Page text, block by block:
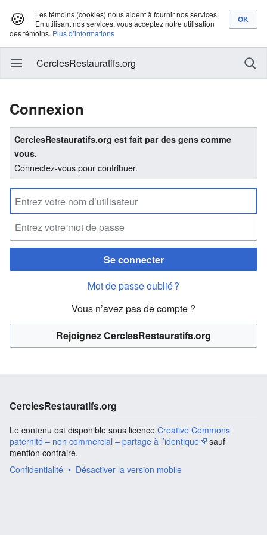
🍪
Les témoins (cookies) nous aident à fournir nos services.
En utilisant nos services, vous acceptez notre utilisation
des témoins. Plus d’informations
CerclesRestauratifs.org
Connexion
CerclesRestauratifs.org est fait par des gens comme
vous.
Connectez-vous pour contribuer.
Se connecter
Mot de passe oublié ?
Vous n’avez pas de compte ?
Rejoignez CerclesRestauratifs.org
CerclesRestauratifs.org
Le contenu est disponible sous licence Creative Commons
paternité – non commercial – partage à l’identique
sauf
mention contraire.
Confidentialité
Désactiver la version mobile